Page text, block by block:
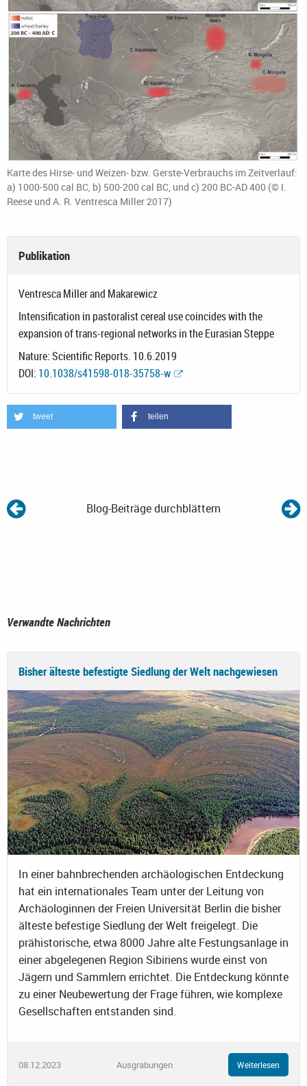
Karte des Hirse- und Weizen- bzw. Gerste-Verbrauchs im Zeitverlauf:
a) 1000-500 cal BC, b) 500-200 cal BC, und c) 200 BC-AD 400 (© I.
Reese und A. R. Ventresca Miller 2017)
Publikation
Ventresca Miller and Makarewicz
Intensification in pastoralist cereal use coincides with the
expansion of trans-regional networks in the Eurasian Steppe
Nature: Scientific Reports. 10.6.2019
DOI: 10.1038/s41598-018-35758-w
tweet teilen
Blog-Beiträge durchblättern
Verwandte Nachrichten
Bisher älteste befestigte Siedlung der Welt nachgewiesen
In einer bahnbrechenden archäologischen Entdeckung
hat ein internationales Team unter der Leitung von
Archäologinnen der Freien Universität Berlin die bisher
älteste befestige Siedlung der Welt freigelegt. Die
prähistorische, etwa 8000 Jahre alte Festungsanlage in
einer abgelegenen Region Sibiriens wurde einst von
Jägern und Sammlern errichtet. Die Entdeckung könnte
zu einer Neubewertung der Frage führen, wie komplexe
Gesellschaften entstanden sind.
08.12.2023 Ausgrabungen Weiterlesen